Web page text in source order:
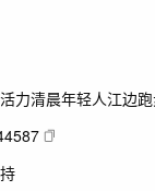
力清晨年轻人江边